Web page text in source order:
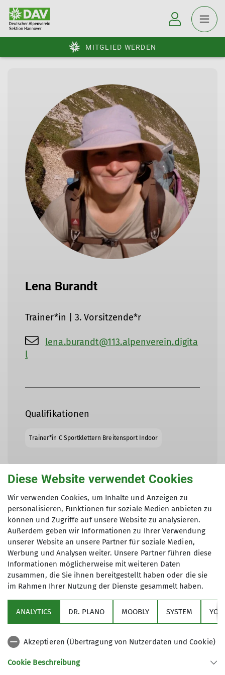
MITGLIED WERDEN
Lena Burandt
Trainer*in | 3. Vorsitzende*r
lena.burandt@113.alpenverein.digita
l
Qualifikationen
Trainer*in C Sportklettern Breitensport Indoor
Lena Burandt (Jahrgang 1991) klettert nun schon
Griffreich ist sie als Kletterbetreuerin und
Routschenschrauberin tätig.
GriffReich
Niedersachsenhaus
Diese Website verwendet Cookies
Wir verwenden Cookies, um Inhalte und Anzeigen zu
personalisieren, Funktionen für soziale Medien anbieten zu
können und Zugriffe auf unsere Website zu analysieren.
Außerdem geben wir Informationen zu Ihrer Verwendung
unserer Website an unsere Partner für soziale Medien,
Werbung und Analysen weiter. Unsere Partner führen diese
Informationen möglicherweise mit weiteren Daten
zusammen, die Sie ihnen bereitgestellt haben oder die sie
im Rahmen Ihrer Nutzung der Dienste gesammelt haben.
ANALYTICS DR. PLANO MOOBLY SYSTEM
Akzeptieren (Übertragung von Nutzerdaten und Cookie)
Cookie Beschreibung